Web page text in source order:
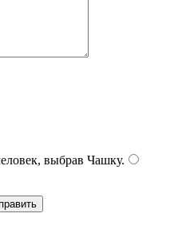
выбрав Чашку.